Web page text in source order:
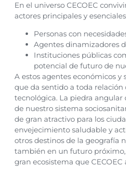
En el universo CECOEC
actores principales y
Personas con
Agentes dinamizadores
Instituciones públicas
potencial de futuro de
A estos agentes económicos
que da sentido a toda
tecnológica. La piedra
de nuestro sistema
de gran atractivo para los
envejecimiento saludable y
otros destinos de la geografía
también en un futuro
gran ecosistema que